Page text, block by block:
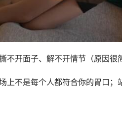
不开面子、解不开情节（原因很
上不是每个人都符合你的胃口；